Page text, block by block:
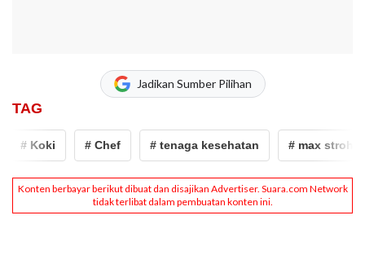
Jadikan Sumber Pilihan
TAG
# Koki # Chef # tenaga kesehatan # max strohe